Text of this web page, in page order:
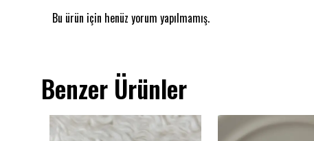
Bu ürün için henüz yorum yapılmamış.
Benzer Ürünler